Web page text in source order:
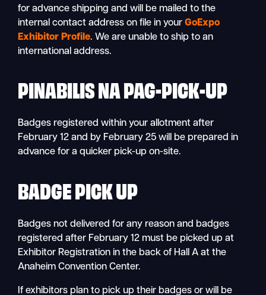
for advance shipping and will be mailed to the
internal contact address on file in yourGoExpo
Exhibitor Profile. We are unable to ship to an
international address.
PINABILIS NA PAG-PICK-UP
Badges registered within your allotment after
February 12 and by February 25 will be prepared in
advance for a quicker pick-up on-site.
BADGE PICK UP
Badges not delivered for any reason and badges
registered after February 12 must be picked up at
Exhibitor Registration in the back of Hall A at the
Anaheim Convention Center.
If exhibitors plan to pick up their badges or will be